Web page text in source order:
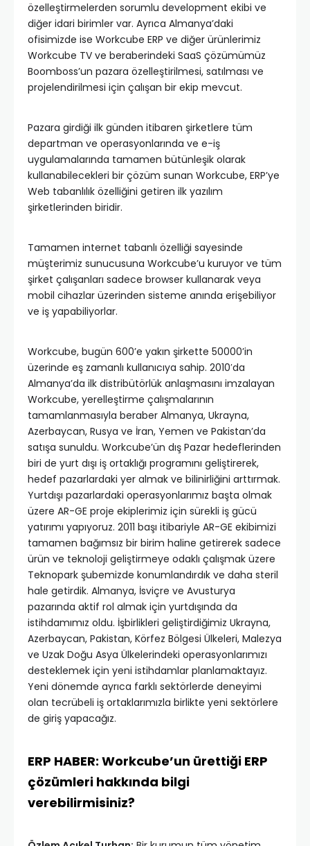
özelleştirmelerden sorumlu development ekibi ve
diğer idari birimler var. Ayrıca Almanya’daki
ofisimizde ise Workcube ERP ve diğer ürünlerimiz
Workcube TV ve beraberindeki SaaS çözümümüz
Boomboss’un pazara özelleştirilmesi, satılması ve
projelendirilmesi için çalışan bir ekip mevcut.
Pazara girdiği ilk günden itibaren şirketlere tüm
departman ve operasyonlarında ve e-iş
uygulamalarında tamamen bütünleşik olarak
kullanabilecekleri bir çözüm sunan Workcube, ERP’ye
Web tabanlılık özelliğini getiren ilk yazılım
şirketlerinden biridir.
Tamamen internet tabanlı özelliği sayesinde
müşterimiz sunucusuna Workcube’u kuruyor ve tüm
şirket çalışanları sadece browser kullanarak veya
mobil cihazlar üzerinden sisteme anında erişebiliyor
ve iş yapabiliyorlar.
Workcube, bugün 600’e yakın şirkette 50000’in
üzerinde eş zamanlı kullanıcıya sahip. 2010′da
Almanya’da ilk distribütörlük anlaşmasını imzalayan
Workcube, yerelleştirme çalışmalarının
tamamlanmasıyla beraber Almanya, Ukrayna,
Azerbaycan, Rusya ve İran, Yemen ve Pakistan’da
satışa sunuldu. Workcube’ün dış Pazar hedeflerinden
biri de yurt dışı iş ortaklığı programını geliştirerek,
hedef pazarlardaki yer almak ve bilinirliğini arttırmak.
Yurtdışı pazarlardaki operasyonlarımız başta olmak
üzere AR-GE proje ekiplerimiz için sürekli iş gücü
yatırımı yapıyoruz. 2011 başı itibariyle AR-GE ekibimizi
tamamen bağımsız bir birim haline getirerek sadece
ürün ve teknoloji geliştirmeye odaklı çalışmak üzere
Teknopark şubemizde konumlandırdık ve daha steril
hale getirdik. Almanya, İsviçre ve Avusturya
pazarında aktif rol almak için yurtdışında da
istihdamımız oldu. İşbirlikleri geliştirdiğimiz Ukrayna,
Azerbaycan, Pakistan, Körfez Bölgesi Ülkeleri, Malezya
ve Uzak Doğu Asya Ülkelerindeki operasyonlarımızı
desteklemek için yeni istihdamlar planlamaktayız.
Yeni dönemde ayrıca farklı sektörlerde deneyimi
olan tecrübeli iş ortaklarımızla birlikte yeni sektörlere
de giriş yapacağız.
ERP HABER: Workcube’un ürettiği ERP
çözümleri hakkında bilgi
verebilirmisiniz?